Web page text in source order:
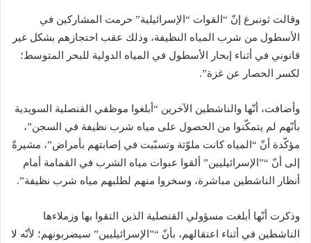
وقالت ثونبرغ إنّ “القوات “الإسرائيلية” حرمت المشاركين في
الأسطول من شرب المياه النظيفة، وذلك عقب احتجازهم بشكل غير
قانوني في أثناء إبحار الأسطول في المياه الدولية للبحر المتوسط؛
لكسر الحصار عن غزة”.
وأضافت، أنّها والناشطين الآخرين “أبلغوا موظفي القنصلية السويدية
بأنّهم لم يتمكّنوا من الحصول على مياه شرب نظيفة في السجن”،
مؤكّدة أنّ “المياه كانت ملوّثة وتسبّبت في إصابتهم بأمراض”، مشيرةً
إلى أنّ “”الإسرائيليين” ألقوا عبوات مياه الشرب في القمامة أمام
أنظار الناشطين مباشرة، وسخروا منهم لطلبهم مياه شرب نظيفة”.
وذكرت أنّها أبلغت مسؤولي القنصلية الذين التقوا بها وزملاءها
الناشطين في أثناء اعتقالهم، بأنّ “”الإسرائيليين” سيضربونهم؛ لأنّه لا